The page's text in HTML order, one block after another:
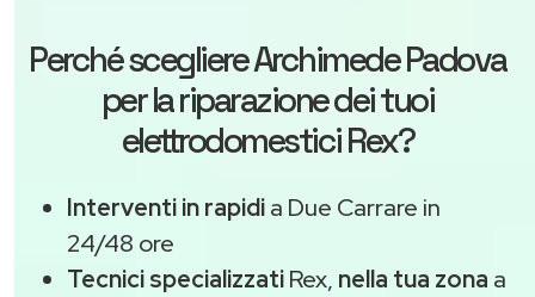
Perché scegliereArchimede Padova
per la riparazione dei tuoi
elettrodomestici Rex?
Interventi in rapidia Due Carrare in
24/48 ore
Tecnici specializzatiRex, nella tua zona a